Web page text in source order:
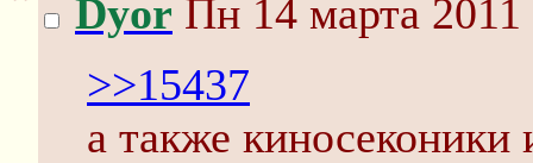
Dyor Пн 14 марта
>>15437
а также